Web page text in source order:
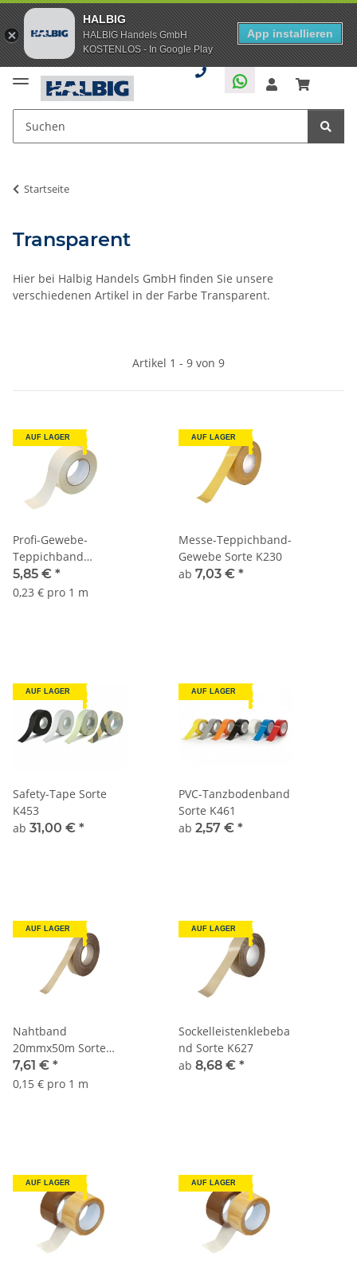
HALBIG
HALBIG Handels GmbH
KOSTENLOS - In Google Play
App installieren
Startseite
Transparent
Hier bei Halbig Handels GmbH finden Sie unsere
verschiedenen Artikel in der Farbe Transparent.
Artikel 1 - 9 von 9
AUF LAGER
Profi-Gewebe-
Teppichband
50mmx25m Sorte
K216
5,85 € *
0,23 € pro 1 m
AUF LAGER
Messe-Teppichband-
Gewebe Sorte K230
ab 7,03 € *
AUF LAGER
Safety-Tape Sorte
K453
ab 31,00 € *
AUF LAGER
PVC-Tanzbodenband
Sorte K461
ab 2,57 € *
AUF LAGER
Nahtband
20mmx50m Sorte
K621
7,61 € *
0,15 € pro 1 m
AUF LAGER
Sockelleistenklebeba
nd Sorte K627
ab 8,68 € *
AUF LAGER AUF LAGER